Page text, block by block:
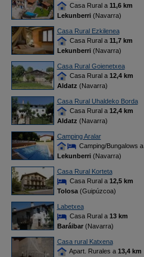
Casa Rural a 11,6 km
Lekunberri(Navarra)
Casa Rural Ezkilenea
Casa Rural a 11,7 km
Lekunberri(Navarra)
Casa Rural Goienetxea
Casa Rural a 12,4 km
Aldatz (Navarra)
Casa Rural Uhaldeko Borda
Casa Rural a 12,4 km
Aldatz (Navarra)
Camping Aralar
Camping/Bungalows a
Lekunberri(Navarra)
Casa Rural Korteta
Casa Rural a 12,5 km
Tolosa(Guipúzcoa)
Labetxea
Casa Rural a 13 km
Baráibar(Navarra)
Casa rural Katxena
Apart. Rurales a 13,4 km